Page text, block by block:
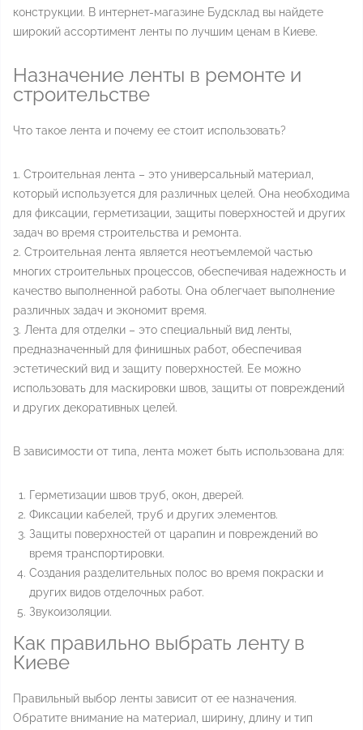
конструкции. В интернет-магазине Будсклад вы найдете
широкий ассортимент ленты по лучшим ценам в Киеве.
Назначение ленты в ремонте и
строительстве
Что такое лента и почему ее стоит использовать?
1. Строительная лента – это универсальный материал,
который используется для различных целей. Она необходима
для фиксации, герметизации, защиты поверхностей и других
задач во время строительства и ремонта.
2. Строительная лента является неотъемлемой частью
многих строительных процессов, обеспечивая надежность и
качество выполненной работы. Она облегчает выполнение
различных задач и экономит время.
3. Лента для отделки – это специальный вид ленты,
предназначенный для финишных работ, обеспечивая
эстетический вид и защиту поверхностей. Ее можно
использовать для маскировки швов, защиты от повреждений
и других декоративных целей.
В зависимости от типа, лента может быть использована для:
Герметизации швов труб, окон, дверей.
Фиксации кабелей, труб и других элементов.
Защиты поверхностей от царапин и повреждений во
время транспортировки.
Создания разделительных полос во время покраски и
других видов отделочных работ.
Звукоизоляции.
Как правильно выбрать ленту в
Киеве
Правильный выбор ленты зависит от ее назначения.
Обратите внимание на материал, ширину, длину и тип